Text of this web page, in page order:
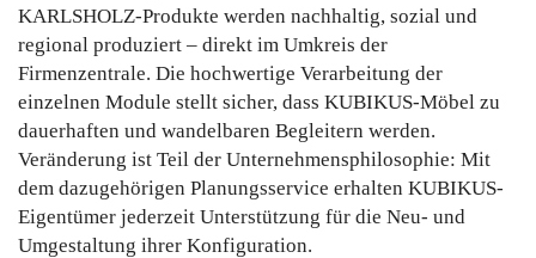
KARLSHOLZ-Produkte werden nachhaltig, sozial und
regional produziert – direkt im Umkreis der
Firmenzentrale. Die hochwertige Verarbeitung der
einzelnen Module stellt sicher, dass KUBIKUS-Möbel zu
dauerhaften und wandelbaren Begleitern werden.
Veränderung ist Teil der Unternehmensphilosophie: Mit
dem dazugehörigen Planungsservice erhalten KUBIKUS-
Eigentümer jederzeit Unterstützung für die Neu- und
Umgestaltung ihrer Konfiguration.